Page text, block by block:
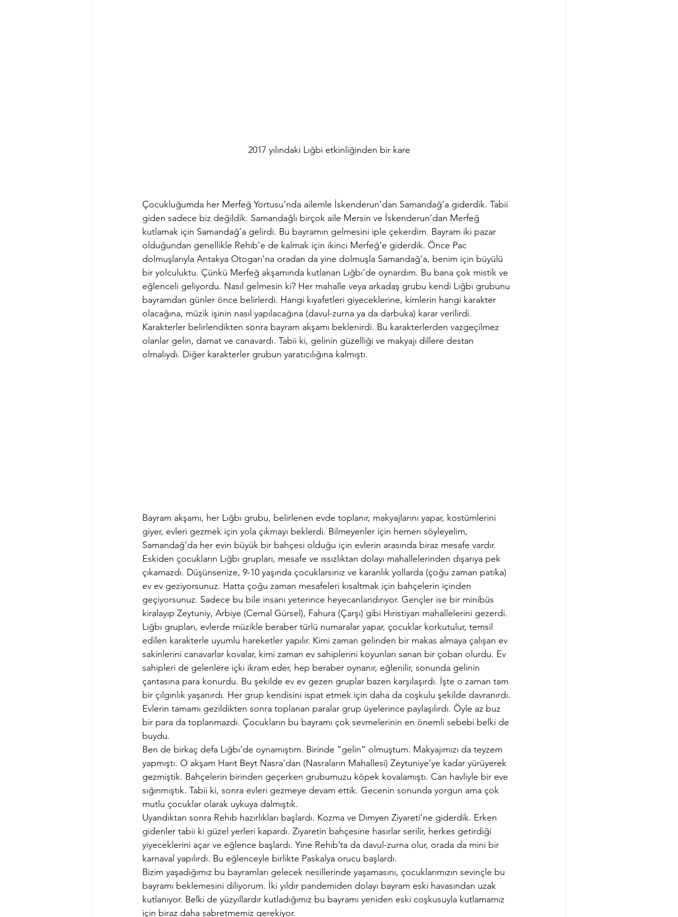
2017 yılındaki Lığbi etkinliğinden bir kare
Çocukluğumda her Merfeğ Yortusu’nda ailemle İskenderun’dan Samandağ’a giderdik. Tabii
giden sadece biz değildik. Samandağlı birçok aile Mersin ve İskenderun’dan Merfeğ
kutlamak için Samandağ’a gelirdi. Bu bayramın gelmesini iple çekerdim. Bayram iki pazar
olduğundan genellikle Rehıb’e de kalmak için ikinci Merfeğ’e giderdik. Önce Pac
dolmuşlarıyla Antakya Otogarı’na oradan da yine dolmuşla Samandağ’a, benim için büyülü
bir yolculuktu. Çünkü Merfeğ akşamında kutlanan Lığbı’de oynardım. Bu bana çok mistik ve
eğlenceli geliyordu. Nasıl gelmesin ki? Her mahalle veya arkadaş grubu kendi Lığbı grubunu
bayramdan günler önce belirlerdi. Hangi kıyafetleri giyeceklerine, kimlerin hangi karakter
olacağına, müzik işinin nasıl yapılacağına (davul-zurna ya da darbuka) karar verilirdi.
Karakterler belirlendikten sonra bayram akşamı beklenirdi. Bu karakterlerden vazgeçilmez
olanlar gelin, damat ve canavardı. Tabii ki, gelinin güzelliği ve makyajı dillere destan
olmalıydı. Diğer karakterler grubun yaratıcılığına kalmıştı.
Bayram akşamı, her Lığbı grubu, belirlenen evde toplanır, makyajlarını yapar, kostümlerini
giyer, evleri gezmek için yola çıkmayı beklerdi. Bilmeyenler için hemen söyleyelim,
Samandağ’da her evin büyük bir bahçesi olduğu için evlerin arasında biraz mesafe vardır.
Eskiden çocukların Lığbı grupları, mesafe ve ıssızlıktan dolayı mahallelerinden dışarıya pek
çıkamazdı. Düşünsenize, 9-10 yaşında çocuklarsınız ve karanlık yollarda (çoğu zaman patika)
ev ev geziyorsunuz. Hatta çoğu zaman mesafeleri kısaltmak için bahçelerin içinden
geçiyorsunuz. Sadece bu bile insanı yeterince heyecanlandırıyor. Gençler ise bir minibüs
kiralayıp Zeytuniy, Arbiye (Cemal Gürsel), Fahura (Çarşı) gibi Hıristiyan mahallelerini gezerdi.
Lığbı grupları, evlerde müzikle beraber türlü numaralar yapar, çocuklar korkutulur, temsil
edilen karakterle uyumlu hareketler yapılır. Kimi zaman gelinden bir makas almaya çalışan ev
sakinlerini canavarlar kovalar, kimi zaman ev sahiplerini koyunları sanan bir çoban olurdu. Ev
sahipleri de gelenlere içki ikram eder, hep beraber oynanır, eğlenilir, sonunda gelinin
çantasına para konurdu. Bu şekilde ev ev gezen gruplar bazen karşılaşırdı. İşte o zaman tam
bir çılgınlık yaşanırdı. Her grup kendisini ispat etmek için daha da coşkulu şekilde davranırdı.
Evlerin tamamı gezildikten sonra toplanan paralar grup üyelerince paylaşılırdı. Öyle az buz
bir para da toplanmazdı. Çocukların bu bayramı çok sevmelerinin en önemli sebebi belki de
buydu.
Ben de birkaç defa Lığbı’de oynamıştım. Birinde “gelin” olmuştum. Makyajımızı da teyzem
yapmıştı. O akşam Harıt Beyt Nasra’dan (Nasraların Mahallesi) Zeytuniye’ye kadar yürüyerek
gezmiştik. Bahçelerin birinden geçerken grubumuzu köpek kovalamıştı. Can havliyle bir eve
sığınmıştık. Tabii ki, sonra evleri gezmeye devam ettik. Gecenin sonunda yorgun ama çok
mutlu çocuklar olarak uykuya dalmıştık.
Uyandıktan sonra Rehıb hazırlıkları başlardı. Kozma ve Dımyen Ziyareti’ne giderdik. Erken
gidenler tabii ki güzel yerleri kapardı. Ziyaretin bahçesine hasırlar serilir, herkes getirdiği
yiyeceklerini açar ve eğlence başlardı. Yine Rehıb’ta da davul-zurna olur, orada da mini bir
karnaval yapılırdı. Bu eğlenceyle birlikte Paskalya orucu başlardı.
Bizim yaşadığımız bu bayramları gelecek nesillerinde yaşamasını, çocuklarımızın sevinçle bu
bayramı beklemesini diliyorum. İki yıldır pandemiden dolayı bayram eski havasından uzak
kutlanıyor. Belki de yüzyıllardır kutladığımız bu bayramı yeniden eski coşkusuyla kutlamamız
için biraz daha sabretmemiz gerekiyor.